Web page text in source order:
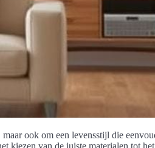
ook om een levensstijl die